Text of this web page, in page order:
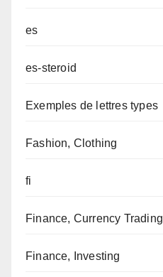
es
es-steroid
Exemples de lettres types
Fashion, Clothing
fi
Finance, Currency Trading
Finance, Investing